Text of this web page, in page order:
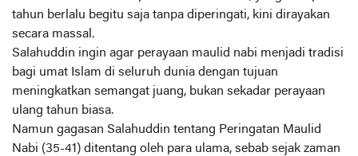
tahun berlalu begitu saja tanpa diperingati, kini dirayakan
secara massal.
Salahuddin ingin agar perayaan maulid nabi menjadi tradisi
bagi umat Islam di seluruh dunia dengan tujuan
meningkatkan semangat juang, bukan sekadar perayaan
ulang tahun biasa.
Namun gagasan Salahuddin tentang Peringatan Maulid
Nabi (35-41) ditentang oleh para ulama, sebab sejak zaman